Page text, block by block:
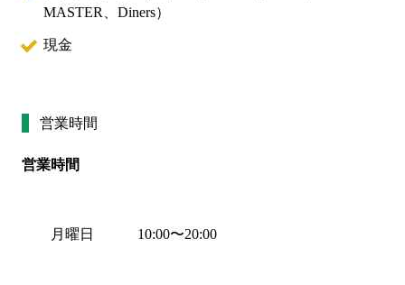
MASTER、Diners）
現金
営業時間
営業時間
月曜日 10:00〜20:00